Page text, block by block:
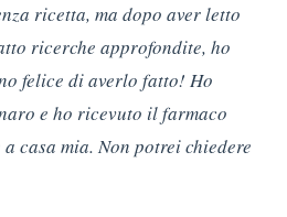
ricetta, ma dopo aver letto
ricerche approfondite, ho
felice di averlo fatto! Ho
e ho ricevuto il farmaco
casa mia. Non potrei chiedere